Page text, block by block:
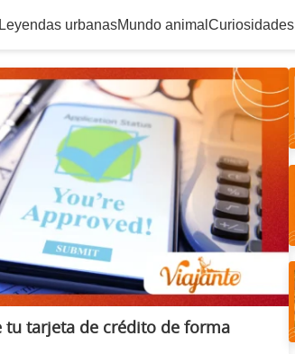
urbanasMundo animal Curiosidades
tu tarjeta de crédito de forma